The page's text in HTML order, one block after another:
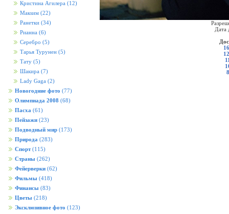
Кристина Агилера (12)
Макsим (22)
Ранетки (34)
Рианна (6)
Серебро (5)
Тарья Турунен (5)
Тату (5)
Шакира (7)
Lady Gaga (2)
Новогодние фото (77)
Олимпиада 2008 (68)
Пасха (61)
Пейзажи (23)
Подводный мир (173)
Природа (283)
Спорт (115)
Страны (262)
Фейерверки (62)
Фильмы (418)
Финансы (83)
Цветы (218)
Эксклюзивное фото (123)
Дата